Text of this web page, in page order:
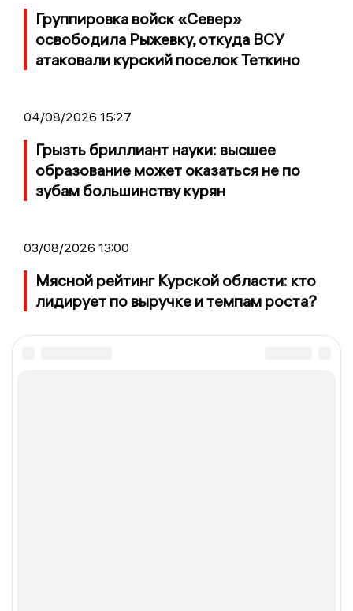
Группировка войск «Север»
освободила Рыжевку, откуда ВСУ
атаковали курский поселок Теткино
04/08/2026 15:27
Грызть бриллиант науки: высшее
образование может оказаться не по
зубам большинству курян
03/08/2026 13:00
Мясной рейтинг Курской области: кто
лидирует по выручке и темпам роста?